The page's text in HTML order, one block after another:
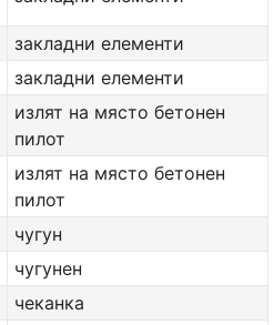
закладни елементи
закладни елементи
излят на място бетонен
пилот
излят на място бетонен
пилот
чугун
чугунен
чеканка